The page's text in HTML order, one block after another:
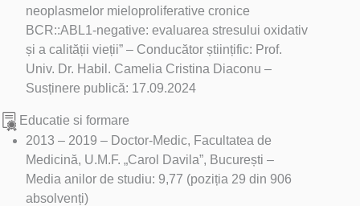
neoplasmelor mieloproliferative cronice
BCR::ABL1-negative: evaluarea stresului oxidativ
și a calității vieții” – Conducător științific: Prof.
Univ. Dr. Habil. Camelia Cristina Diaconu –
Susținere publică: 17.09.2024
Educatie si formare
2013 – 2019 – Doctor-Medic, Facultatea de
Medicină, U.M.F. „Carol Davila”, București –
Media anilor de studiu: 9,77 (poziția 29 din 906
absolvenți)